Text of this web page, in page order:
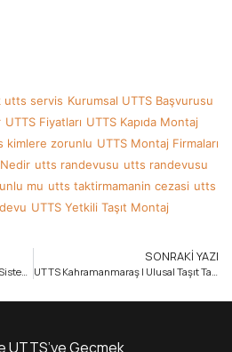
utts servis Kurumsal UTTS Başvurusu
UTTS Fiyatları UTTS Kapıda Montaj
kimlere zorunlu UTTS Montaj Firmaları
utts randevusu utts randevusu
mu utts taktirmamanin cezasi utts
UTTS Yetkili Taşıt Montaj
UTTS İzmir | Ulusal Taşıt Tanıma Sistemi | KobiFilo
SONRAKI YAZI
UTTS Kahramanmaraş | Ulusal Taşıt Tanıma Sistemi | KobiFilo
UTTS’ye Geçmek